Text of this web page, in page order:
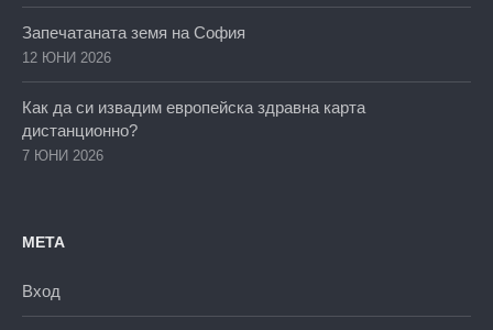
Запечатаната земя на София
12 ЮНИ 2026
Как да си извадим европейска здравна карта
дистанционно?
7 ЮНИ 2026
МЕТА
Вход